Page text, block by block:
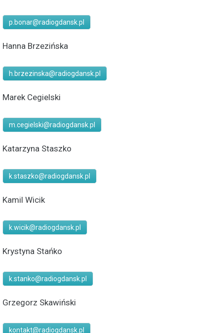
p.bonar@radiogdansk.pl
Hanna Brzezińska
h.brzezinska@radiogdansk.pl
Marek Cegielski
m.cegielski@radiogdansk.pl
Katarzyna Staszko
k.staszko@radiogdansk.pl
Kamil Wicik
k.wicik@radiogdansk.pl
Krystyna Stańko
k.stanko@radiogdansk.pl
Grzegorz Skawiński
kontakt@radiogdansk.pl